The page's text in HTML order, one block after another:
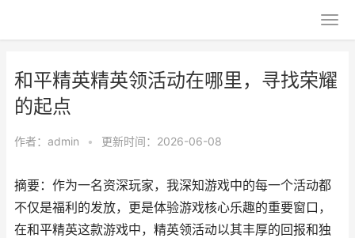
和平精英精英领活动在哪里，寻找荣耀
的起点
作者： admin • 更新时间：2026-06-08
摘要：作为一名资深玩家，我深知游戏中的每一个活动都
不仅是福利的发放，更是体验游戏核心乐趣的重要窗口，
在和平精英这款游戏中，精英领活动以其丰厚的回报和独